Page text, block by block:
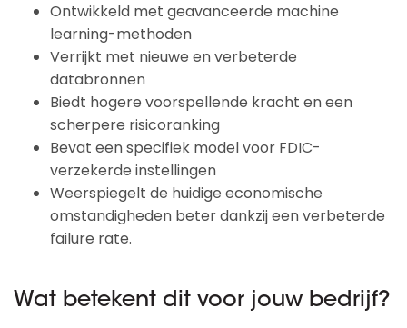
Ontwikkeld met geavanceerde machine
learning-methoden
Verrijkt met nieuwe en verbeterde
databronnen
Biedt hogere voorspellende kracht en een
scherpere risicoranking
Bevat een specifiek model voor FDIC-
verzekerde instellingen
Weerspiegelt de huidige economische
omstandigheden beter dankzij een verbeterde
failure rate.
Wat betekent dit voor jouw bedrijf?